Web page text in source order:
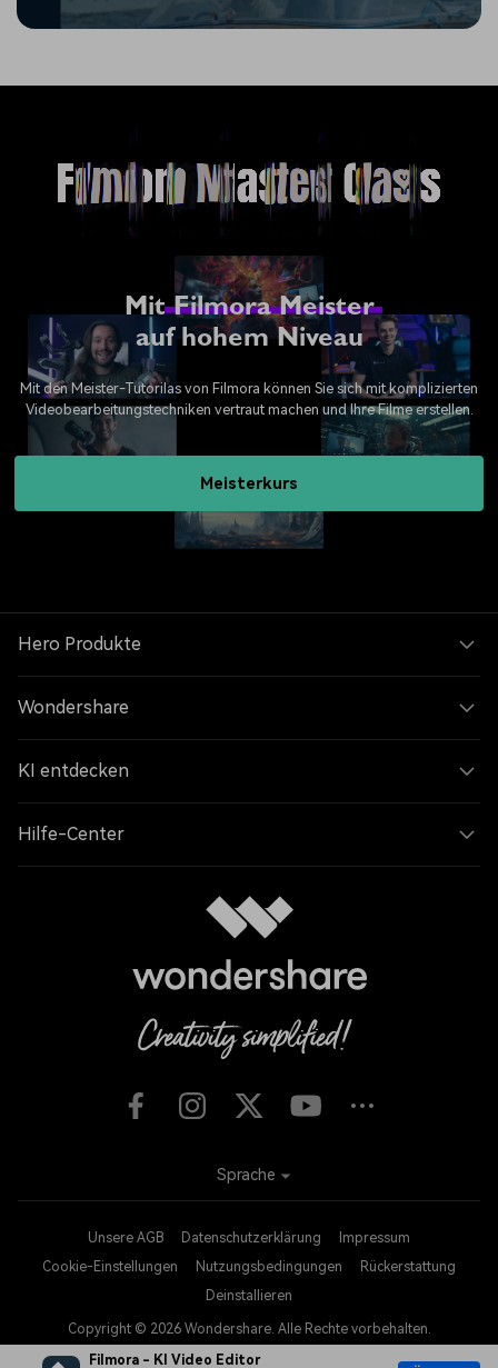
Filmora - KI Video Editor
MitFilmora Meister
auf hohem Niveau
Mit den Meister-Tutorilas von Filmora können Sie sich mit komplizierten
Videobearbeitungstechniken vertraut machen und Ihre Filme erstellen.
Meisterkurs
Hero Produkte
Wondershare
KI entdecken
Hilfe-Center
Unsere AGB Datenschutzerklärung
Impressum
Cookie-Einstellungen
Nutzungsbedingungen
Rückerstattung
Deinstallieren
Copyright © 2026 Wondershare. Alle Rechte vorbehalten.
Sprache